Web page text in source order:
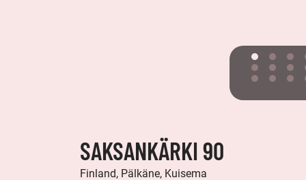
SAKSANKÄRKI 90
Finland, Pälkäne, Kuisema